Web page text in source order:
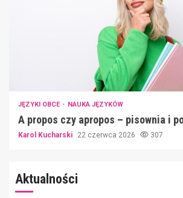
JĘZYKI OBCE NAUKA JĘZYKÓW
A propos czy apropos – pisownia i
Karol Kucharski 22 czerwca 2026 307
Aktualności